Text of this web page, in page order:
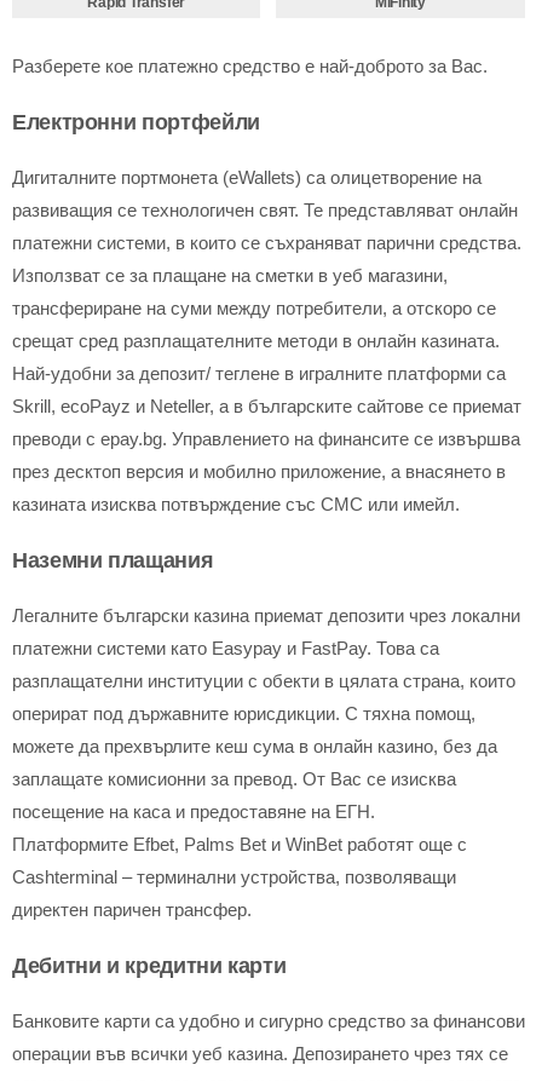
Разберете кое платежно средство е най-доброто за Вас.
Електронни портфейли
Дигиталните портмонета (eWallets) са олицетворение на
развиващия се технологичен свят. Те представляват онлайн
платежни системи, в които се съхраняват парични средства.
Използват се за плащане на сметки в уеб магазини,
трансфериране на суми между потребители, а отскоро се
срещат сред разплащателните методи в онлайн казината.
Най-удобни за депозит/ теглене в игралните платформи са
Skrill, ecoPayz и Neteller, а в българските сайтове се приемат
преводи с epay.bg. Управлението на финансите се извършва
през десктоп версия и мобилно приложение, а внасянето в
казината изисква потвърждение със СМС или имейл.
Наземни плащания
Легалните български казина приемат депозити чрез локални
платежни системи като Easypay и FastPay. Това са
разплащателни институции с обекти в цялата страна, които
оперират под държавните юрисдикции. С тяхна помощ,
можете да прехвърлите кеш сума в онлайн казино, без да
заплащате комисионни за превод. От Вас се изисква
посещение на каса и предоставяне на ЕГН.
Платформите Efbet, Palms Bet и WinBet работят още с
Cashterminal – терминални устройства, позволяващи
директен паричен трансфер.
Дебитни и кредитни карти
Банковите карти са удобно и сигурно средство за финансови
операции във всички уеб казина. Депозирането чрез тях се